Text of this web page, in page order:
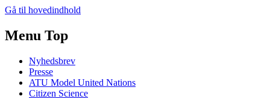
Gå til hovedindhold
Menu Top
Nyhedsbrev
Presse
ATU Model United Nations
Citizen Science